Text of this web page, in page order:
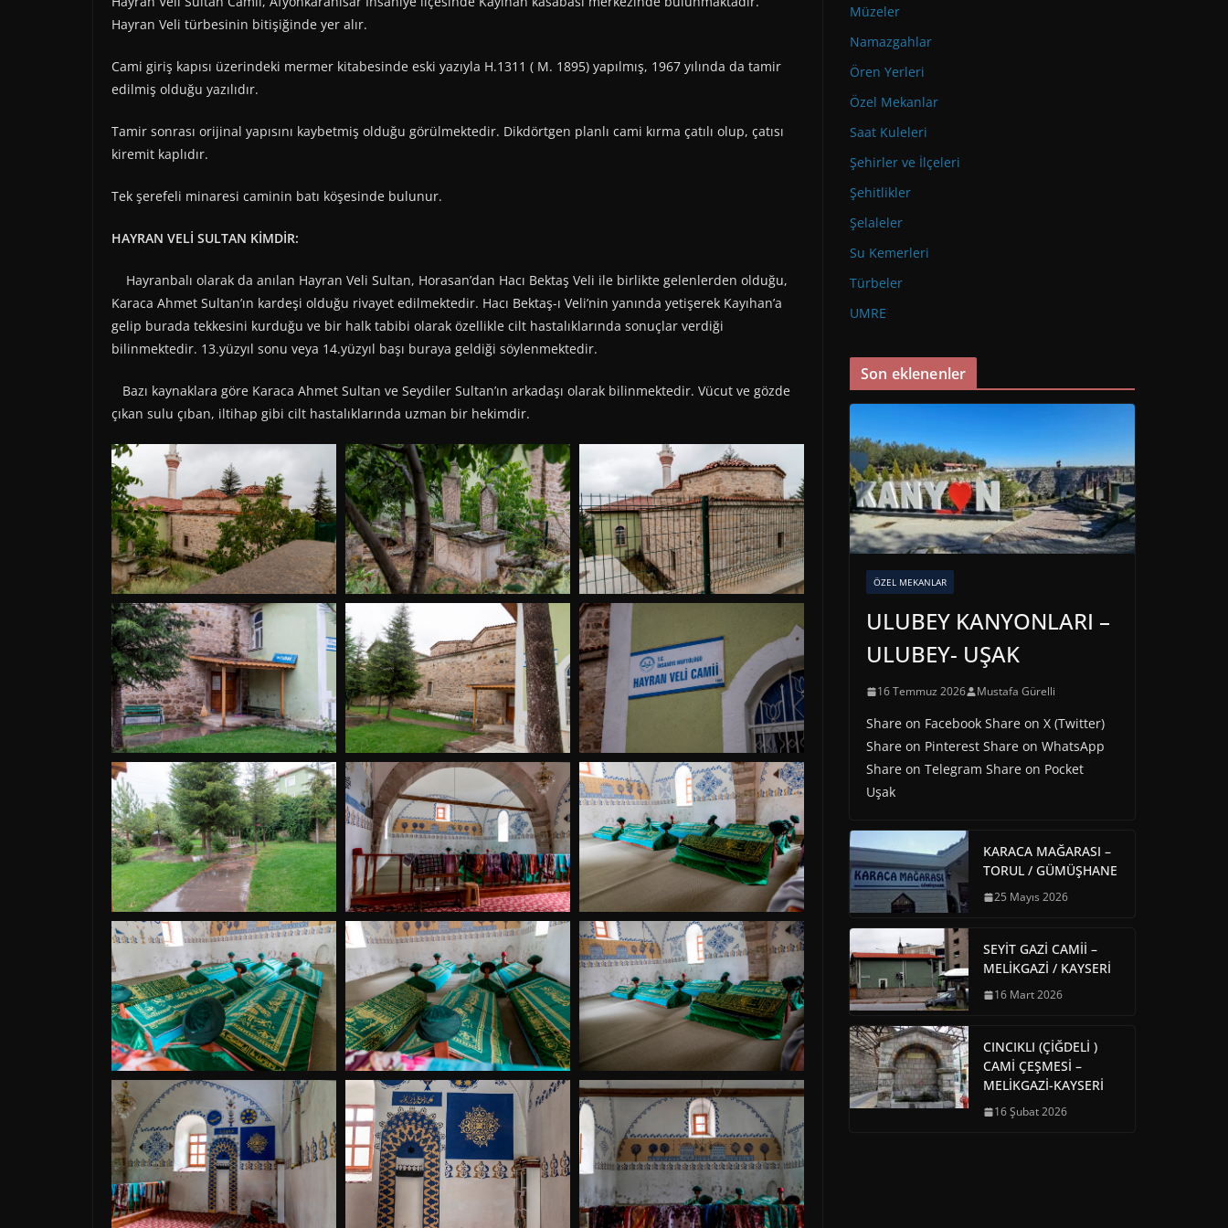
Hayran Veli türbesinin bitişiğinde yer alır.
Cami giriş kapısı üzerindeki mermer kitabesinde eski yazıyla H.1311 ( M. 1895) yapılmış, 1967 yılında da tamir
edilmiş olduğu yazılıdır.
Tamir sonrası orijinal yapısını kaybetmiş olduğu görülmektedir. Dikdörtgen planlı cami kırma çatılı olup, çatısı
kiremit kaplıdır.
Tek şerefeli minaresi caminin batı köşesinde bulunur.
HAYRAN VELİ SULTAN KİMDİR:
Hayranbalı olarak da anılan Hayran Veli Sultan, Horasan’dan Hacı Bektaş Veli ile birlikte gelenlerden olduğu,
Karaca Ahmet Sultan’ın kardeşi olduğu rivayet edilmektedir. Hacı Bektaş-ı Veli’nin yanında yetişerek Kayıhan’a
gelip burada tekkesini kurduğu ve bir halk tabibi olarak özellikle cilt hastalıklarında sonuçlar verdiği
bilinmektedir. 13.yüzyıl sonu veya 14.yüzyıl başı buraya geldiği söylenmektedir.
Bazı kaynaklara göre Karaca Ahmet Sultan ve Seydiler Sultan’ın arkadaşı olarak bilinmektedir. Vücut ve gözde
çıkan sulu çıban, iltihap gibi cilt hastalıklarında uzman bir hekimdir.
Müzeler
Namazgahlar
Ören Yerleri
Özel Mekanlar
Saat Kuleleri
Şehirler ve İlçeleri
Şehitlikler
Şelaleler
Su Kemerleri
Türbeler
UMRE
Son eklenenler
ÖZEL MEKANLAR
ULUBEY KANYONLARI –
ULUBEY- UŞAK
16 Temmuz 2026 Mustafa Gürelli
Share on Facebook Share on X (Twitter)
Share on Pinterest Share on WhatsApp
Share on Telegram Share on Pocket
Uşak
KARACA MAĞARASI –
TORUL / GÜMÜŞHANE
25 Mayıs 2026
SEYİT GAZİ CAMİİ –
MELİKGAZİ / KAYSERİ
16 Mart 2026
CINCIKLI (ÇİĞDELİ )
CAMİ ÇEŞMESİ –
MELİKGAZİ-KAYSERİ
16 Şubat 2026